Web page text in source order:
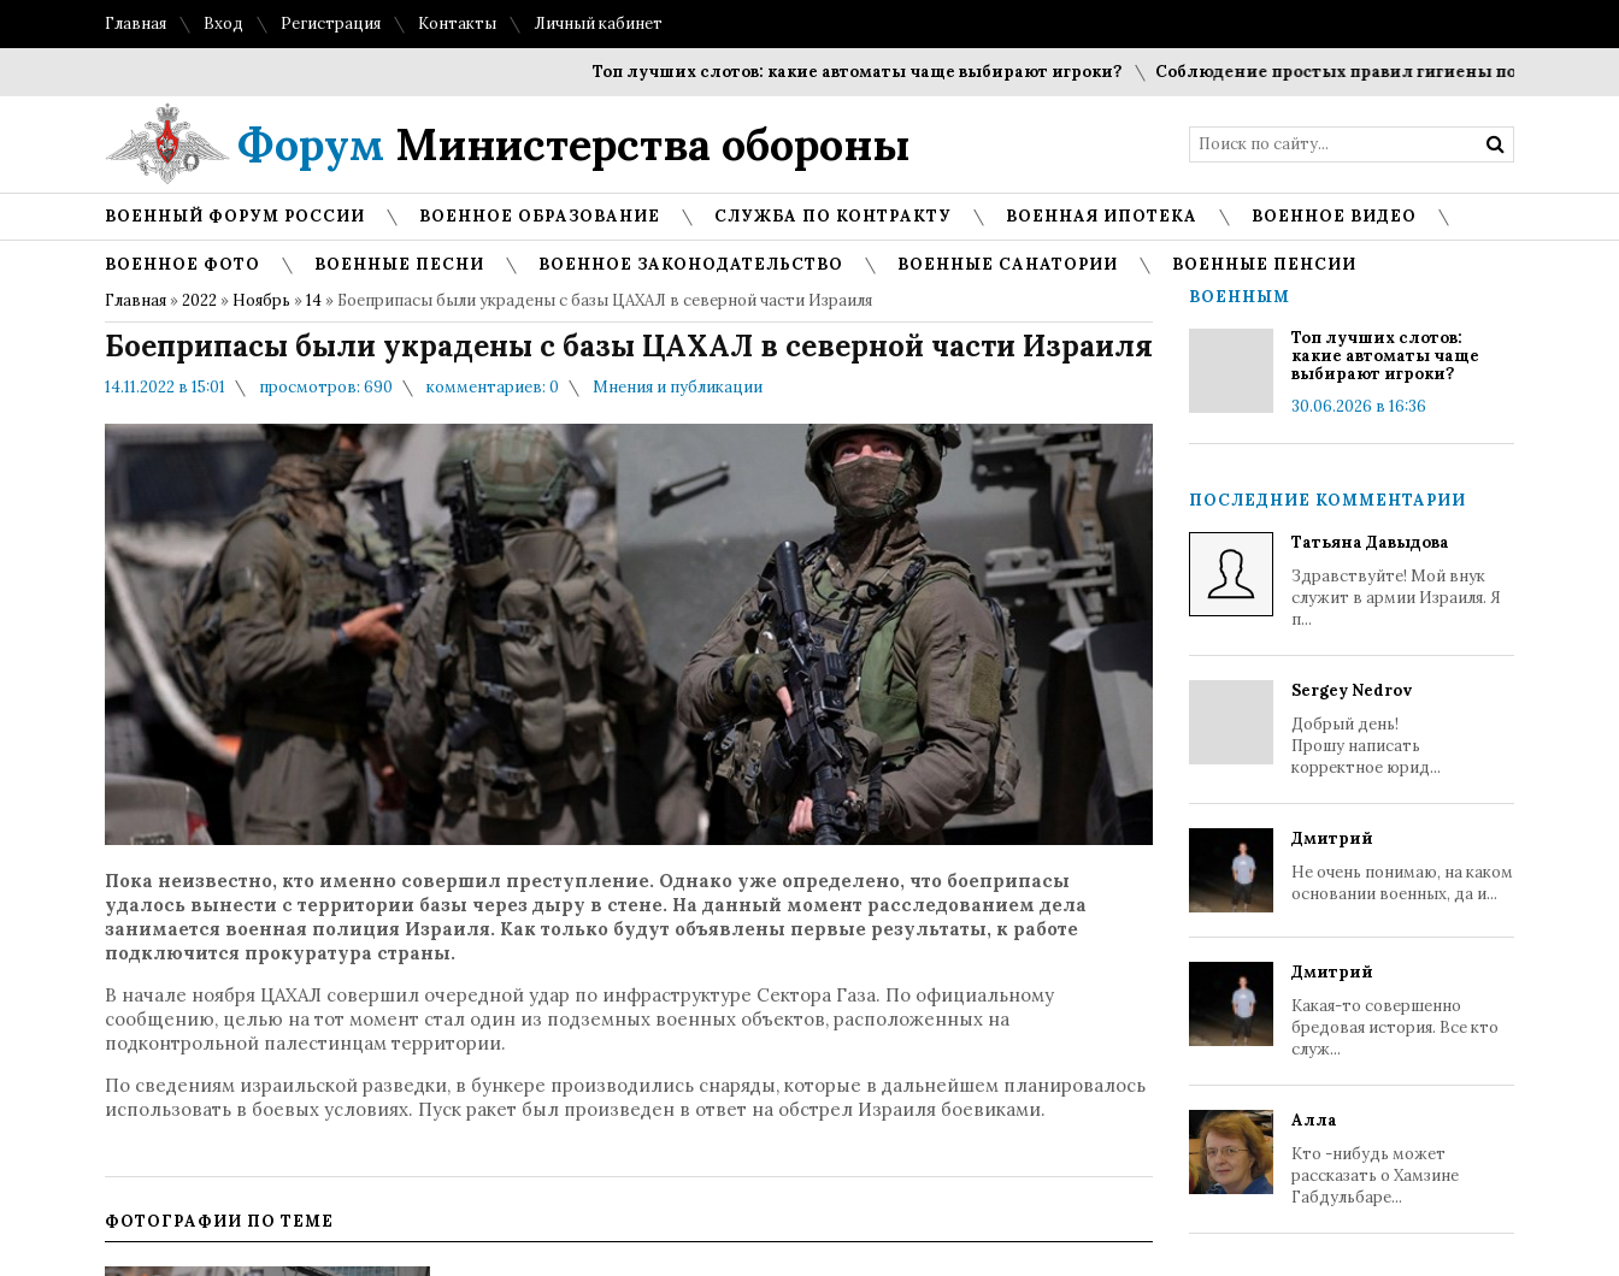
Главная Вход Регистрация Контакты Личный кабинет
Топ лучших слотов: какие автоматы чаще выбирают игроки? Соблюдение простых правил гигиены помогает
Форум Министерства обороны
ВОЕННЫЙ ФОРУМ РОССИИ ВОЕННОЕ ОБРАЗОВАНИЕ СЛУЖБА ПО КОНТРАКТУ ВОЕННАЯ ИПОТЕКА ВОЕННОЕ ВИДЕО
ВОЕННОЕ ФОТО ВОЕННЫЕ ПЕСНИ ВОЕННОЕ ЗАКОНОДАТЕЛЬСТВО ВОЕННЫЕ САНАТОРИИ
ВОЕННЫЕ ПЕНСИИ
Главная »2022 » Ноябрь »14 » Боеприпасы были украдены с базы ЦАХАЛ в северной части Израиля
Боеприпасы были украдены с базы ЦАХАЛ в северной части Израиля
14.11.2022 в 15:01 просмотров: 690 комментариев: 0 Мнения и публикации
Пока неизвестно, кто именно совершил преступление. Однако уже определено, что боеприпасы
удалось вынести с территории базы через дыру в стене. На данный момент расследованием дела
занимается военная полиция Израиля. Как только будут объявлены первые результаты, к работе
подключится прокуратура страны.
В начале ноября ЦАХАЛ совершил очередной удар по инфраструктуре Сектора Газа. По официальному
сообщению, целью на тот момент стал один из подземных военных объектов, расположенных на
подконтрольной палестинцам территории.
По сведениям израильской разведки, в бункере производились снаряды, которые в дальнейшем планировалось
использовать в боевых условиях. Пуск ракет был произведен в ответ на обстрел Израиля боевиками.
ФОТОГРАФИИ ПО ТЕМЕ
ВОЕННЫМ
Топ лучших слотов:
какие автоматы чаще
выбирают игроки?
30.06.2026 в 16:36
ПОСЛЕДНИЕ КОММЕНТАРИИ
Татьяна Давыдова
Здравствуйте! Мой внук
служит в армии Израиля. Я
п...
Sergey Nedrov
Добрый день!
Прошу написать
корректное юрид...
Дмитрий
Не очень понимаю, на каком
основании военных, да и...
Дмитрий
Какая-то совершенно
бредовая история. Все кто
служ...
Алла
Кто -нибудь может
рассказать о Хамзине
Габдульбаре...